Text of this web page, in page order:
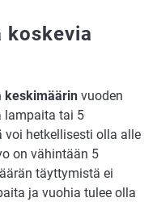
koskevia
keskimäärin vuoden
lampaita tai 5
voi hetkellisesti olla alle
on vähintään 5
täyttymistä ei
ja vuohia tulee olla